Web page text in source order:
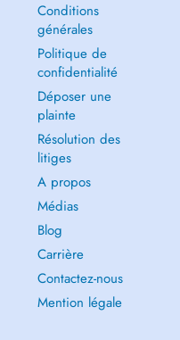
Conditions
générales
Politique de
confidentialité
Déposer une
plainte
Résolution des
litiges
A propos
Médias
Blog
Carrière
Contactez-nous
Mention légale